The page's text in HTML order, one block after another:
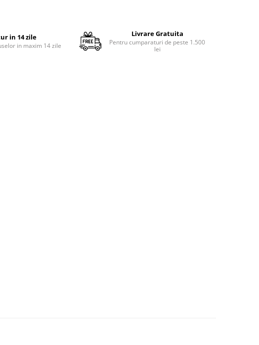
in 14 zile
in maxim 14 zile
Livrare Gratuita
Pentru cumparaturi de peste 1.500
lei